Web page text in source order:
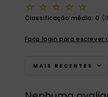
☆ ☆ ☆ ☆ ☆
Classificação média: 0
Faça login para escrever
MAIS RECENTES